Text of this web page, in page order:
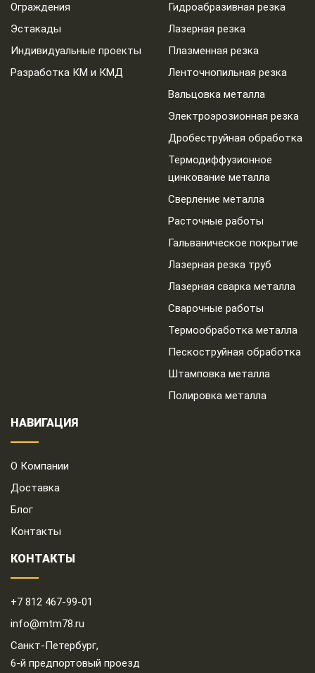
Ограждения
Эстакады
Индивидуальные проекты
Разработка КМ и КМД
Гидроабразивная резка
Лазерная резка
Плазменная резка
Ленточнопильная резка
Вальцовка металла
Электроэрозионная резка
Дробеструйная обработка
Термодиффузионное
цинкование металла
Сверление металла
Расточные работы
Гальваническое покрытие
Лазерная резка труб
Лазерная сварка металла
Сварочные работы
Термообработка металла
Пескоструйная обработка
Штамповка металла
Полировка металла
НАВИГАЦИЯ
О Компании
Доставка
Блог
Контакты
КОНТАКТЫ
+7 812 467-99-01
info@mtm78.ru
Санкт-Петербург,
6-й предпортовый проезд